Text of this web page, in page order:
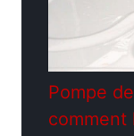
Pompe
comment